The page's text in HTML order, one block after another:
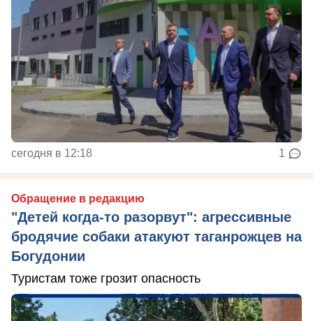
сегодня в 12:18 1
Обращение в редакцию
"Детей когда-то разорвут": агрессивные
бродячие собаки атакуют таганрожцев на
Богудонии
Туристам тоже грозит опасность